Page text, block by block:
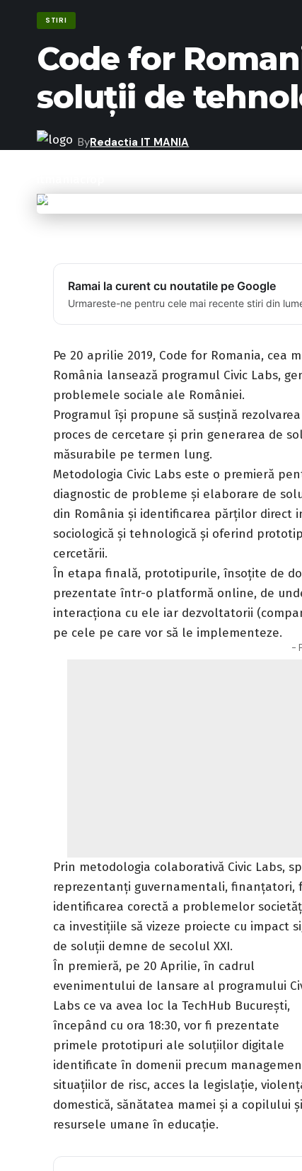
STIRI
Code for
soluții de
ByRedactia IT MANIA
Ramai la curent cu noutatile pe Google
Urmareste-ne pentru cele mai recente stiri din
Pe 20 aprilie 2019, Code for Romania, cea
România lansează programul Civic Labs,
problemele sociale ale României.
Programul își propune să susțină
proces de cercetare și prin generarea de
măsurabile pe termen lung.
Metodologia Civic Labs este o premieră
diagnostic de probleme și elaborare de
din România și identificarea părților direct
sociologică și tehnologică și oferind
cercetării.
În etapa finală, prototipurile, însoțite de
prezentate într-o platformă online, de
interacționa cu ele iar dezvoltatorii
pe cele pe care vor să le implementeze.
-
Prin metodologia colaborativă Civic Labs,
reprezentanți guvernamentali, finanțatori,
identificarea corectă a problemelor
ca investițiile să vizeze proiecte cu impact
de soluții demne de secolul XXI.
În premieră, pe 20 Aprilie, în cadrul
evenimentului de lansare al programului
Labs ce va avea loc la TechHub București,
începând cu ora 18:30, vor fi prezentate
primele prototipuri ale soluțiilor digitale
identificate în domenii precum
situațiilor de risc, acces la legislație,
domestică, sănătatea mamei și a copilului și
resursele umane în educație.